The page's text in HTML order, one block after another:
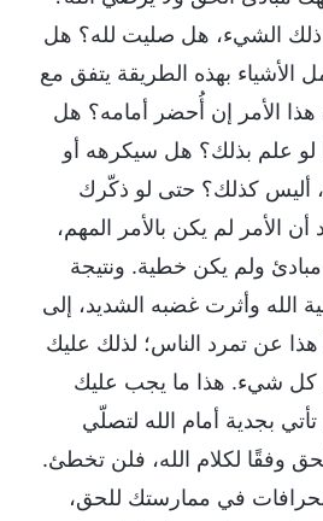
الشيء، هل صليت لله؟ هل
بهذه الطريقة يتفق مع
الأمر إن أُحضر أمامه؟ هل
لو علم بذلك؟ هل سيكرهه أو
أليس كذلك؟ حتى لو ذكّرك
الأمر لم يكن بالأمر المهم،
ولم يكن خطية. ونتيجة
الله وأثرت غضبه الشديد، إلى
عن تمرد الناس؛ لذلك عليك
شيء. هذا ما يجب عليك
بجدية أمام الله لتصلّي
وفقًا لكلام الله، فلن تخطئ.
في ممارستك للحق،